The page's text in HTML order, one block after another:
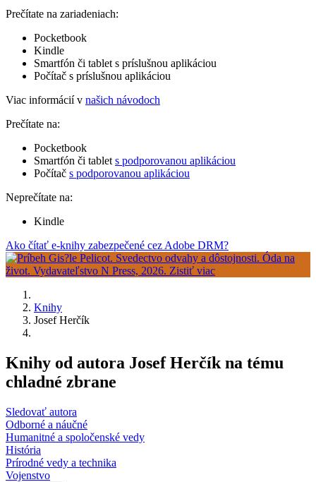
Prečítate na zariadeniach:
Pocketbook
Kindle
Smartfón či tablet s príslušnou aplikáciou
Počítač s príslušnou aplikáciou
Viac informácií v našich návodoch
Prečítate na:
Pocketbook
Smartfón či tablet s podporovanou aplikáciou
Počítač s podporovanou aplikáciou
Neprečítate na:
Kindle
Ako čítať e-knihy zabezpečené cez Adobe DRM?
Knihy
Josef Herčík
Knihy od autora Josef Herčík na tému
chladné zbrane
Sledovať autora
Odborné a náučné
Humanitné a spoločenské vedy
História
Prírodné vedy a technika
Vojenstvo